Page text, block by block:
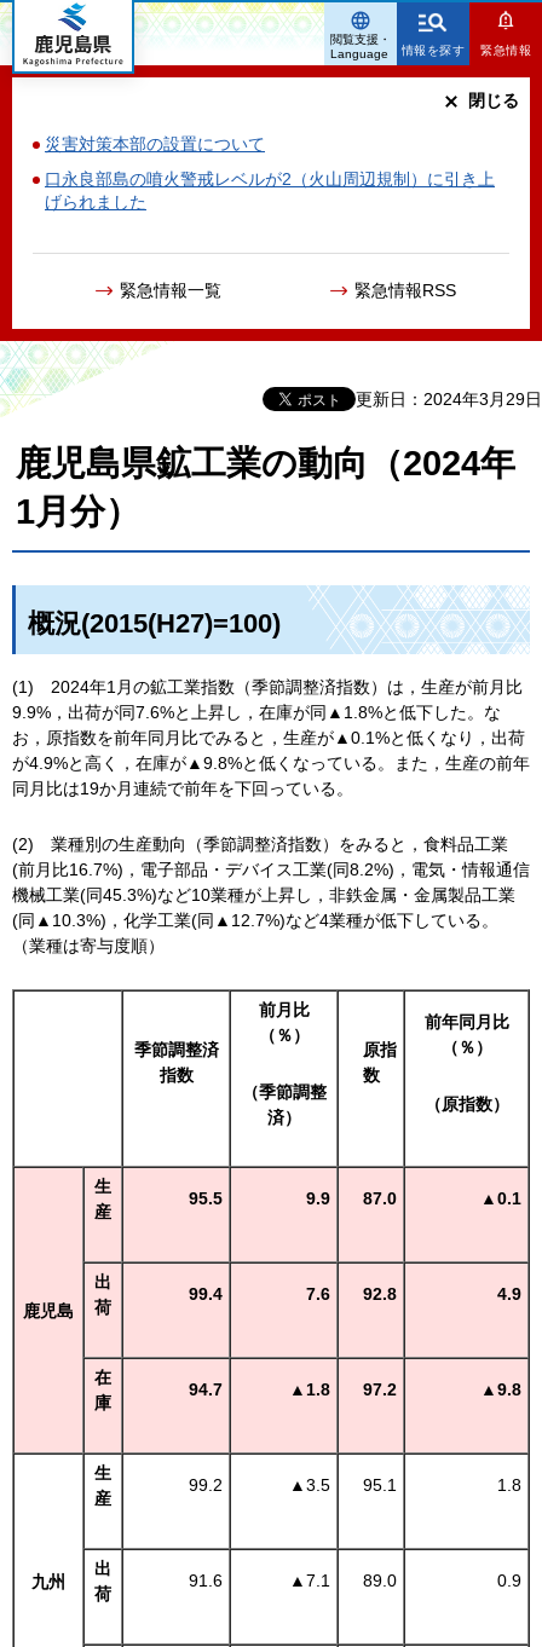
鹿児島県
情報を探す 緊急情報
災害対策本部の設置について
口永良部島の噴火警戒レベルが2（火山周辺規制）に引き上
げられました
緊急情報一覧 緊急情報RSS
閉じる
閲覧支援・
Language
更新日：2024年3月29日
鹿児島県鉱工業の動向（2024年
1月分）
概況(2015(H27)=100)
(1) 2024年1月の鉱工業指数（季節調整済指数）は，生産が前月比
9.9%，出荷が同7.6%と上昇し，在庫が同▲1.8%と低下した。な
お，原指数を前年同月比でみると，生産が▲0.1%と低くなり，出荷
が4.9%と高く，在庫が▲9.8%と低くなっている。また，生産の前年
同月比は19か月連続で前年を下回っている。
(2) 業種別の生産動向（季節調整済指数）をみると，食料品工業
(前月比16.7%)，電子部品・デバイス工業(同8.2%)，電気・情報通信
機械工業(同45.3%)など10業種が上昇し，非鉄金属・金属製品工業
(同▲10.3%)，化学工業(同▲12.7%)など4業種が低下している。
（業種は寄与度順）
季節調整済
指数
前月比
（％）
（季節調整
済）
原指
数
前年同月比
（％）
（原指数）
鹿児島
生
産
95.5 9.9 87.0 ▲0.1
出
荷
99.4 7.6 92.8 4.9
在
庫
94.7 ▲1.8 97.2 ▲9.8
九州
生
産
99.2 ▲3.5 95.1 1.8
出
荷
91.6 ▲7.1 89.0 0.9